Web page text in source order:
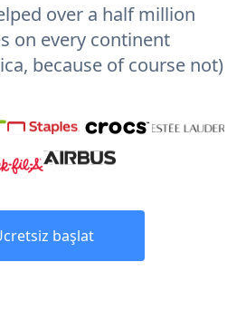
over a half million
on every continent
because of course not)
başlat